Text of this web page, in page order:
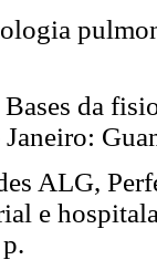
da
ALG,
e